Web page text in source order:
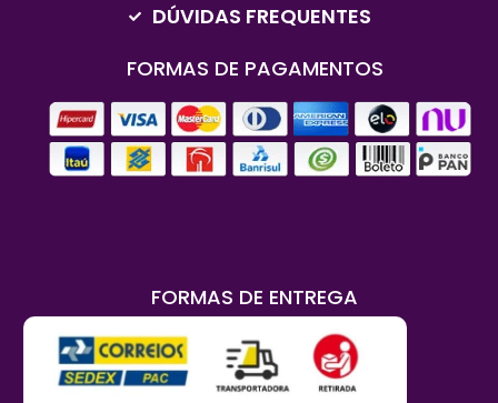
DÚVIDAS FREQUENTES
FORMAS DE PAGAMENTOS
FORMAS DE ENTREGA